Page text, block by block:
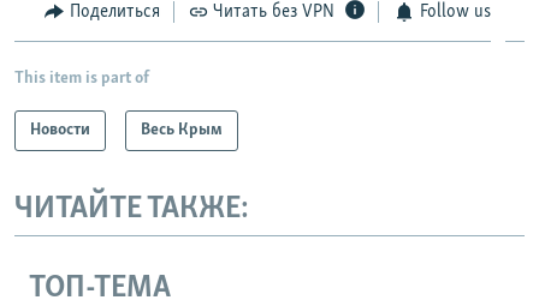
Поделиться Читать без VPN Follow us
This item is part of
Новости Весь Крым
ЧИТАЙТЕ ТАКЖЕ:
ТОП-ТЕМА